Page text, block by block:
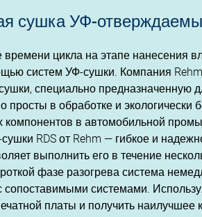
сушка УФ-
цикла на этапе нанесения
систем УФ-сушки. Компания
специально предназначенную
просты в обработке и
компонентов в автомобильной
RDS от Rehm — гибкое и
выполнить его в течение
фазе разогрева система
сопоставимыми системами.
платы и получить наилучшее